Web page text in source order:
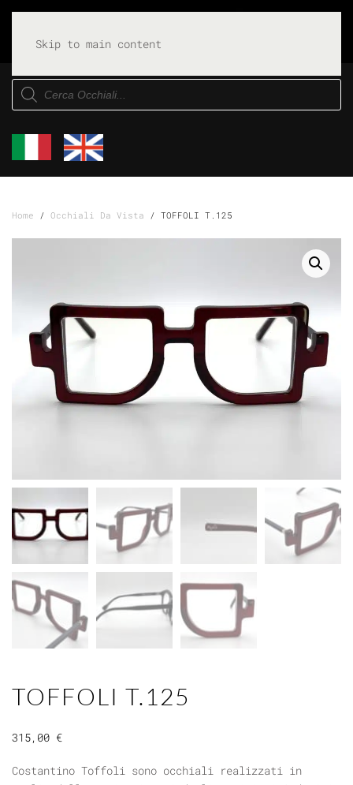
Skip to main content
Products
search
Home / Occhiali Da Vista / TOFFOLI T.125
TOFFOLI T.125
315,00 €
Costantino Toffoli sono occhiali realizzati in